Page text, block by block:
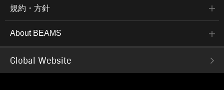
規約・方針
About BEAMS
Global Website